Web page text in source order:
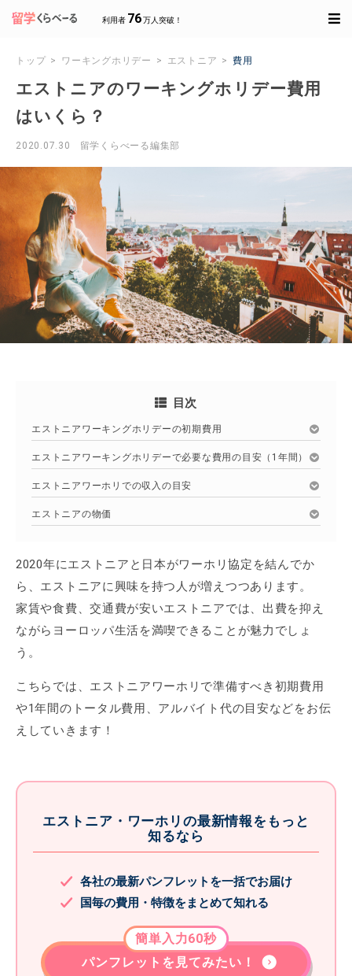
利用者 76万人突破！
トップ ワーキングホリデー エストニア 費用
エストニアのワーキングホリデー費用
はいくら？
2020.07.30 留学くらべーる編集部
目次
エストニアワーキングホリデーの初期費用
エストニアワーキングホリデーで必要な費用の目安（1年間）
エストニアワーホリでの収入の目安
エストニアの物価
2020年にエストニアと日本がワーホリ協定を結んでか
ら、エストニアに興味を持つ人が増えつつあります。
家賃や食費、交通費が安いエストニアでは、出費を抑え
ながらヨーロッパ生活を満喫できることが魅力でしょ
う。
こちらでは、エストニアワーホリで準備すべき初期費用
や1年間のトータル費用、アルバイト代の目安などをお伝
えしていきます！
エストニア・ワーホリの最新情報をもっと
知るなら
各社の最新パンフレットを一括でお届け
国毎の費用・特徴をまとめて知れる
パンフレットを見てみたい！
簡単入力60秒